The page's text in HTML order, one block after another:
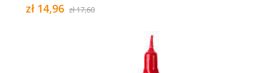
zł 14,96 zł 17,60